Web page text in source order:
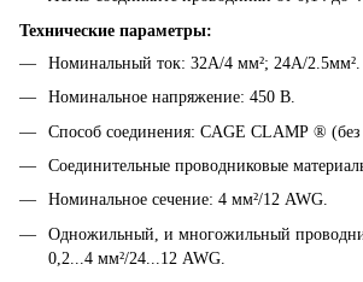
Технические параметры:
Номинальный ток: 32А/4 мм²; 24А/2.5мм².
Номинальное напряжение: 450 В.
Способ соединения: CAGE CLAMP ® (без
Соединительные проводниковые
Номинальное сечение: 4 мм²/12 AWG.
Одножильный, и многожильный
0,2...4 мм²/24...12 AWG.